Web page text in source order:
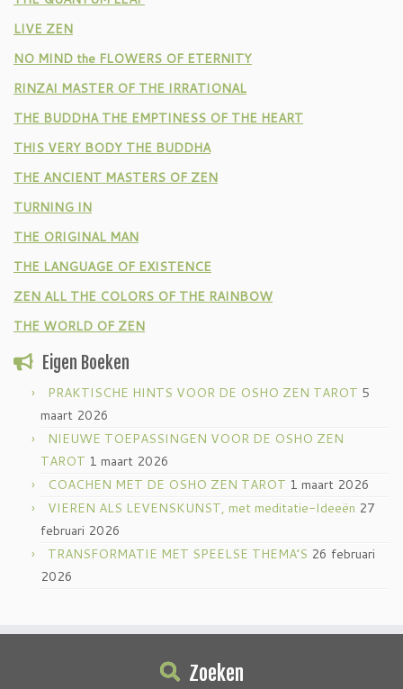
LIVE ZEN
NO MIND the FLOWERS OF ETERNITY
RINZAI MASTER OF THE IRRATIONAL
THE BUDDHA THE EMPTINESS OF THE HEART
THIS VERY BODY THE BUDDHA
THE ANCIENT MASTERS OF ZEN
TURNING IN
THE ORIGINAL MAN
THE LANGUAGE OF EXISTENCE
ZEN ALL THE COLORS OF THE RAINBOW
THE WORLD OF ZEN
Eigen Boeken
PRAKTISCHE HINTS VOOR DE OSHO ZEN TAROT 5
maart 2026
NIEUWE TOEPASSINGEN VOOR DE OSHO ZEN
TAROT 1 maart 2026
COACHEN MET DE OSHO ZEN TAROT 1 maart 2026
VIEREN ALS LEVENSKUNST, met meditatie-Ideeën 27
februari 2026
TRANSFORMATIE MET SPEELSE THEMA’S 26 februari
2026
Zoeken